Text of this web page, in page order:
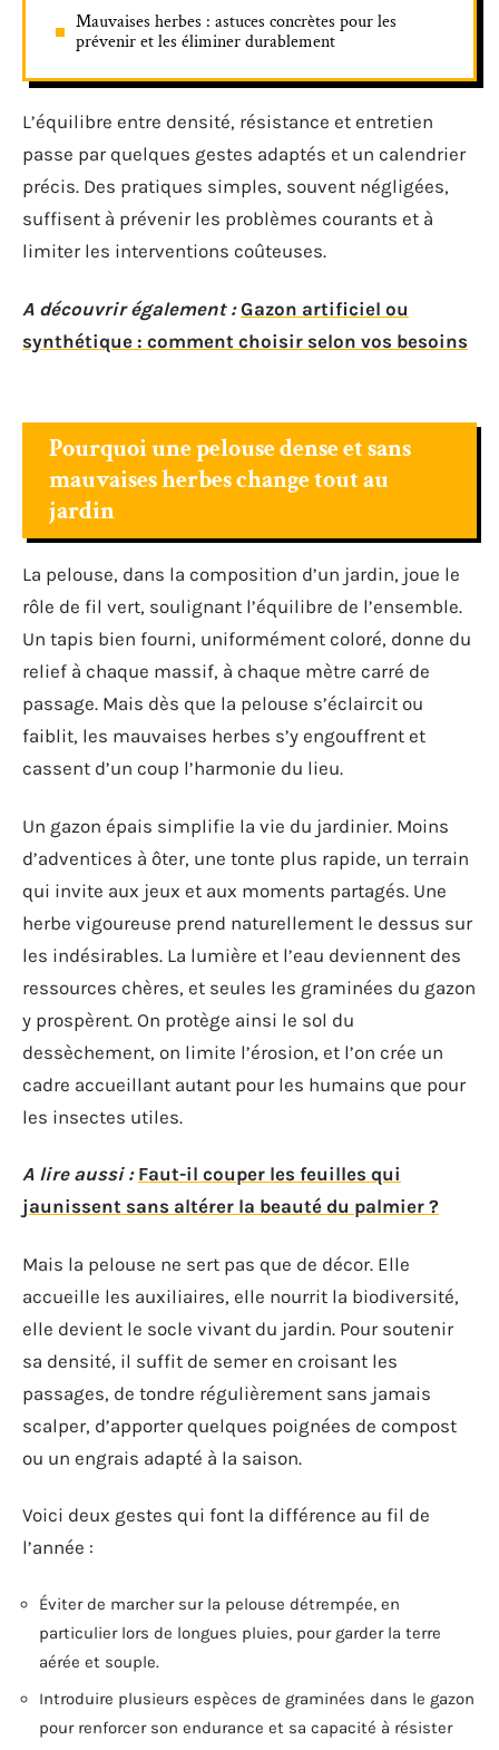
Mauvaises herbes : astuces concrètes pour les
prévenir et les éliminer durablement
L’équilibre entre densité, résistance et entretien
passe par quelques gestes adaptés et un calendrier
précis. Des pratiques simples, souvent négligées,
suffisent à prévenir les problèmes courants et à
limiter les interventions coûteuses.
A découvrir également : Gazon artificiel ou
synthétique : comment choisir selon vos besoins
Pourquoi une pelouse dense et sans
mauvaises herbes change tout au
jardin
La pelouse, dans la composition d’un jardin, joue le
rôle de fil vert, soulignant l’équilibre de l’ensemble.
Un tapis bien fourni, uniformément coloré, donne du
relief à chaque massif, à chaque mètre carré de
passage. Mais dès que la pelouse s’éclaircit ou
faiblit, les mauvaises herbes s’y engouffrent et
cassent d’un coup l’harmonie du lieu.
Un gazon épais simplifie la vie du jardinier. Moins
d’adventices à ôter, une tonte plus rapide, un terrain
qui invite aux jeux et aux moments partagés. Une
herbe vigoureuse prend naturellement le dessus sur
les indésirables. La lumière et l’eau deviennent des
ressources chères, et seules les graminées du gazon
y prospèrent. On protège ainsi le sol du
dessèchement, on limite l’érosion, et l’on crée un
cadre accueillant autant pour les humains que pour
les insectes utiles.
A lire aussi : Faut-il couper les feuilles qui
jaunissent sans altérer la beauté du palmier ?
Mais la pelouse ne sert pas que de décor. Elle
accueille les auxiliaires, elle nourrit la biodiversité,
elle devient le socle vivant du jardin. Pour soutenir
sa densité, il suffit de semer en croisant les
passages, de tondre régulièrement sans jamais
scalper, d’apporter quelques poignées de compost
ou un engrais adapté à la saison.
Voici deux gestes qui font la différence au fil de
l’année :
Éviter de marcher sur la pelouse détrempée, en
particulier lors de longues pluies, pour garder la terre
aérée et souple.
Introduire plusieurs espèces de graminées dans le gazon
pour renforcer son endurance et sa capacité à résister